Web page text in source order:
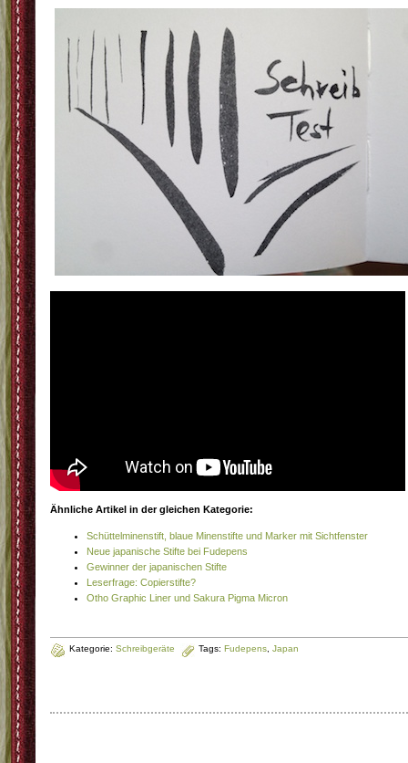
Ähnliche Artikel in der gleichen Kategorie:
Schüttelminenstift, blaue Minenstifte und Marker mit Sichtfenster
Neue japanische Stifte bei Fudepens
Gewinner der japanischen Stifte
Leserfrage: Copierstifte?
Otho Graphic Liner und Sakura Pigma Micron
Kategorie: Schreibgeräte Tags: Fudepens Japan